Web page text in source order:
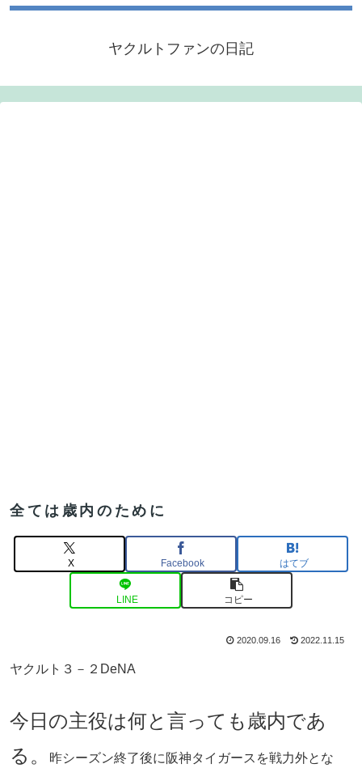
ヤクルトファンの日記
全ては歳内のために
X Facebook はてブ
LINE コピー
2020.09.16 2022.11.15
ヤクルト３－２DeNA
今日の主役は何と言っても歳内であ
る。
昨シーズン終了後に阪神タイガースを戦力外とな